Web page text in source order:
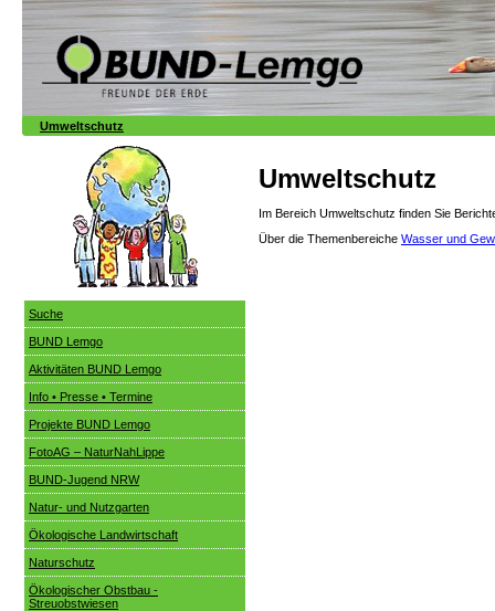
Umweltschutz
Suche
BUND Lemgo
Aktivitäten BUND Lemgo
Info • Presse • Termine
Projekte BUND Lemgo
FotoAG – NaturNahLippe
BUND-Jugend NRW
Natur- und Nutzgarten
Ökologische Landwirtschaft
Naturschutz
Ökologischer Obstbau -
Streuobstwiesen
Umweltschutz
Im Bereich Umweltschutz finden Sie
Über die Themenbereiche Wasser und